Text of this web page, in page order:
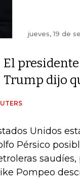
jueves, 19 de
El
Trump dijo
Unidos
Pérsico
Pompeo